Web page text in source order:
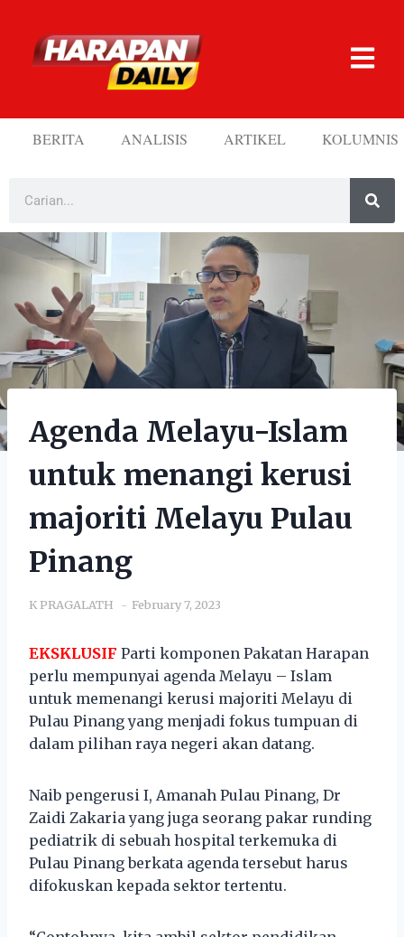
BERITA ANALISIS ARTIKEL KOLUMNIS
Agenda Melayu-Islam
untuk menangi kerusi
majoriti Melayu Pulau
Pinang
K PRAGALATH February 7, 2023
EKSKLUSIF Parti komponen Pakatan Harapan
perlu mempunyai agenda Melayu – Islam
untuk memenangi kerusi majoriti Melayu di
Pulau Pinang yang menjadi fokus tumpuan di
dalam pilihan raya negeri akan datang.
Naib pengerusi I, Amanah Pulau Pinang, Dr
Zaidi Zakaria yang juga seorang pakar runding
pediatrik di sebuah hospital terkemuka di
Pulau Pinang berkata agenda tersebut harus
difokuskan kepada sektor tertentu.